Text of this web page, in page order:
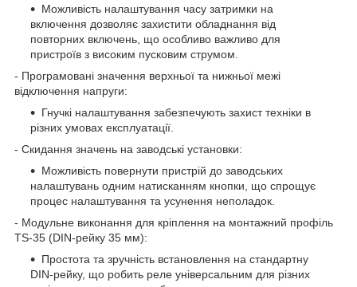
Можливість налаштування часу затримки на
включення дозволяє захистити обладнання від
повторних включень, що особливо важливо для
пристроїв з високим пусковим струмом.
- Програмовані значення верхньої та нижньої межі
відключення напруги:
Гнучкі налаштування забезпечують захист техніки в
різних умовах експлуатації.
- Скидання значень на заводські установки:
Можливість повернути пристрій до заводських
налаштувань одним натисканням кнопки, що спрощує
процес налаштування та усунення неполадок.
- Модульне виконання для кріплення на монтажний профіль
TS-35 (DIN-рейку 35 мм):
Простота та зручність встановлення на стандартну
DIN-рейку, що робить реле універсальним для різних